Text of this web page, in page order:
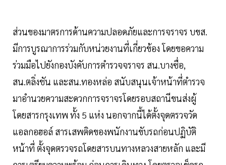
ส่วนของมาตรการด้านความปลอดภัยและการจราจร บขส.
มีการบูรณาการร่วมกับหน่วยงานที่เกี่ยวข้อง โดยขอความ
ร่วมมือไปยังกองบังคับการตำรวจจราจร สน.บางซื่อ,
สน.ตลิ่งชัน และสน.ทองหล่อ สนับสนุนเจ้าหน้าที่ตำรวจ
มาอำนวยความสะดวกการจราจรโดยรอบสถานีขนส่งผู้
โดยสารกรุงเทพ ทั้ง 5 แห่ง นอกจากนี้ได้ตั้งจุดตรวจวัด
แอลกอฮอล์ สารเสพติดของพนักงานขับรถก่อนปฏิบัติ
หน้าที่ ตั้งจุดตรวจรถโดยสารบนทางหลวงสายหลัก และมี